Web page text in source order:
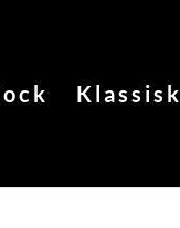
Klassisk